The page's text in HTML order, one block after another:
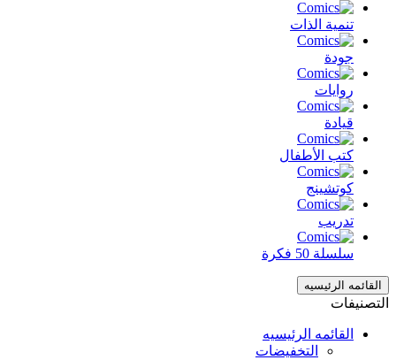
تنمية الذات
جودة
روايات
قيادة
كتب الأطفال
كوتشينج
تدريب
سلسلة 50 فكرة
القائمه الرئيسيه
التصنيفات
القائمه الرئيسيه
التخفيضات